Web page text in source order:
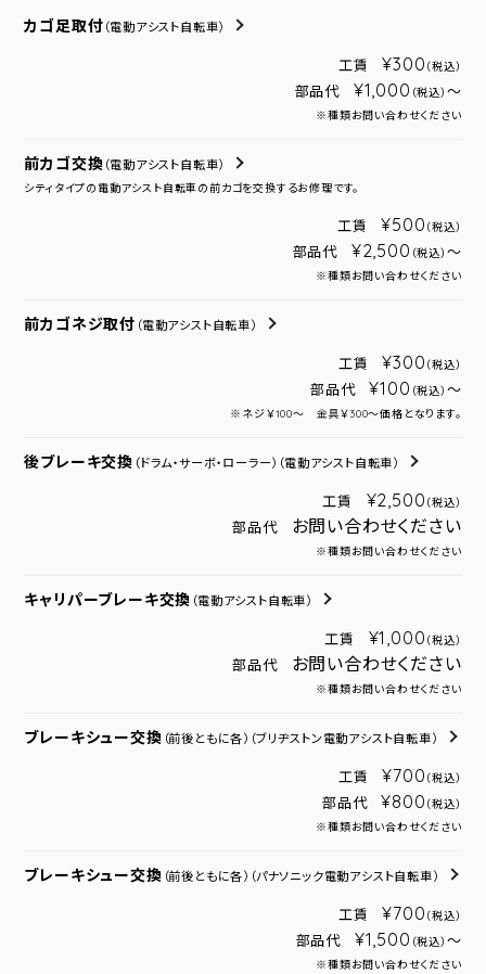
カゴ足取付 （電動アシスト自転車）
工賃 ¥300 （税込）
部品代 ¥1,000 （税込） ～
※種類お問い合わせください
前カゴ交換 （電動アシスト自転車）
シティタイプの電動アシスト自転車の前カゴを交換するお修理です。
工賃 ¥500 （税込）
部品代 ¥2,500 （税込） ～
※種類お問い合わせください
前カゴネジ取付 （電動アシスト自転車）
工賃 ¥300 （税込）
部品代 ¥100 （税込） ～
※ネジ￥100～ 金具￥300～価格となります。
後ブレーキ交換 （ドラム・サーボ・ローラー） （電動アシスト自転車）
工賃 ¥2,500 （税込）
部品代 お問い合わせください
※種類お問い合わせください
キャリパーブレーキ交換 （電動アシスト自転車）
工賃 ¥1,000 （税込）
部品代 お問い合わせください
※種類お問い合わせください
ブレーキシュー交換 （前後ともに各） （ブリヂストン電動アシスト自転車）
工賃 ¥700 （税込）
部品代 ¥800 （税込）
※種類お問い合わせください
ブレーキシュー交換 （前後ともに各） （パナソニック電動アシスト自転車）
工賃 ¥700 （税込）
部品代 ¥1,500 （税込） ～
※種類お問い合わせください